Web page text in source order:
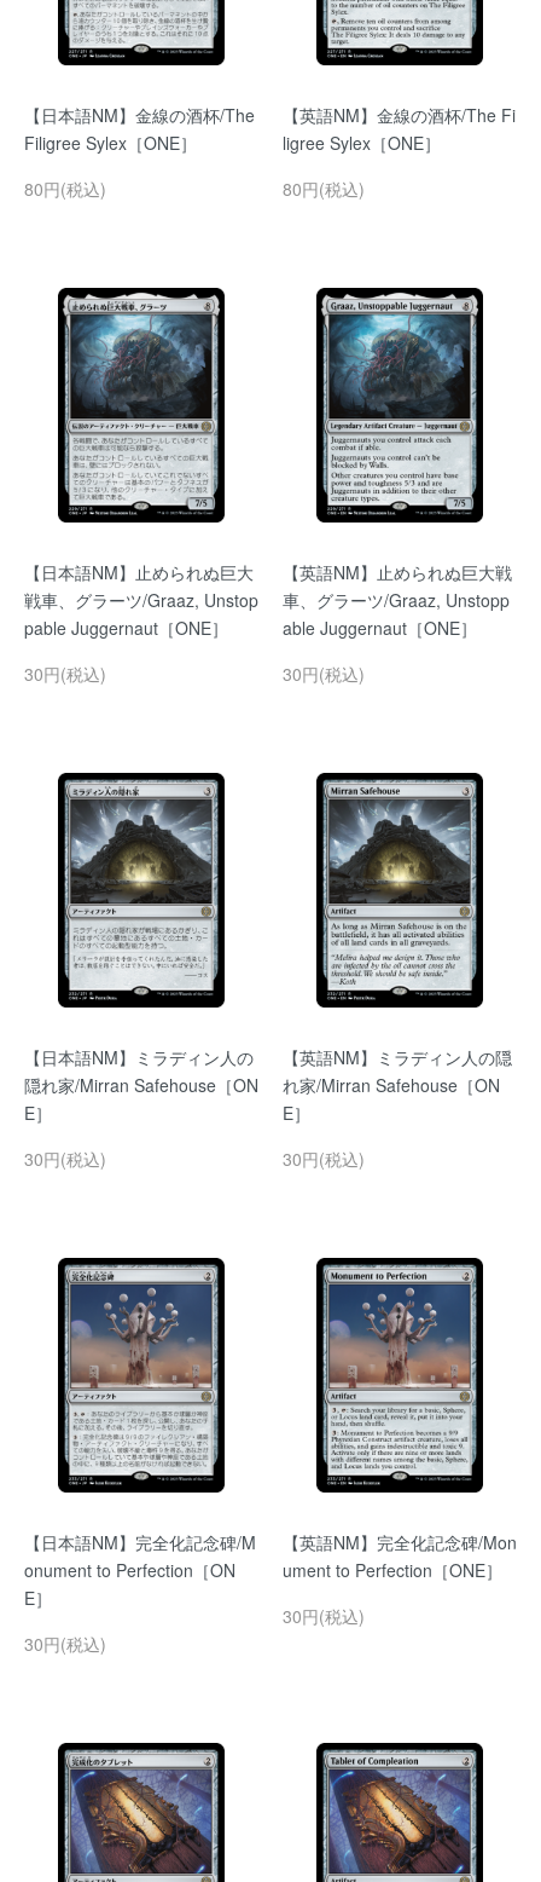
【日本語NM】金線の酒杯/The
Filigree Sylex［ONE］
80円(税込)
【英語NM】金線の酒杯/The Fi
ligree Sylex［ONE］
80円(税込)
【日本語NM】止められぬ巨大
戦車、グラーツ/Graaz, Unstop
pable Juggernaut［ONE］
30円(税込)
【英語NM】止められぬ巨大戦
車、グラーツ/Graaz, Unstopp
able Juggernaut［ONE］
30円(税込)
【日本語NM】ミラディン人の
隠れ家/Mirran Safehouse［ON
E］
30円(税込)
【英語NM】ミラディン人の隠
れ家/Mirran Safehouse［ON
E］
30円(税込)
【日本語NM】完全化記念碑/M
onument to Perfection［ON
E］
30円(税込)
【英語NM】完全化記念碑/Mon
ument to Perfection［ONE］
30円(税込)